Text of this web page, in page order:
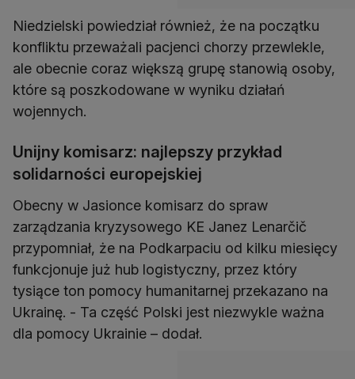
Niedzielski powiedział również, że na początku
konfliktu przeważali pacjenci chorzy przewlekle,
ale obecnie coraz większą grupę stanowią osoby,
które są poszkodowane w wyniku działań
wojennych.
Unijny komisarz: najlepszy przykład
solidarności europejskiej
Obecny w Jasionce komisarz do spraw
zarządzania kryzysowego KE Janez Lenarčič
przypomniał, że na Podkarpaciu od kilku miesięcy
funkcjonuje już hub logistyczny, przez który
tysiące ton pomocy humanitarnej przekazano na
Ukrainę. - Ta część Polski jest niezwykle ważna
dla pomocy Ukrainie – dodał.